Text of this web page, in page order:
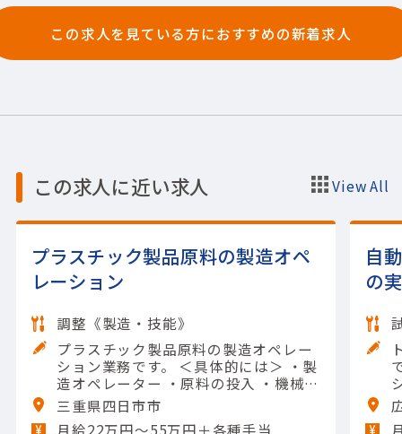
この求人を見ている方におすすめの新着求人
この求人に近い求人 View All
プラスチック製品原料の製造オペ
レーション
調整《製造・技能》
プラスチック製品原料の製造オペレー
ション業務です。 ＜具体的には＞ ・製
造オペレーター ・原料の投入 ・機械の
操作や清掃 ・メンテナンスなど 【担当
製品】(素材・素材加工品)石油化学製
三重県四日市市
月給22万円〜55万円＋各種手当
自
の
です